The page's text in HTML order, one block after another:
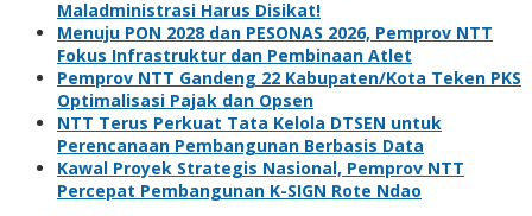
Maladministrasi Harus Disikat!
Menuju PON 2028 dan PESONAS 2026, Pemprov NTT
Fokus Infrastruktur dan Pembinaan Atlet
Pemprov NTT Gandeng 22 Kabupaten/Kota Teken PKS
Optimalisasi Pajak dan Opsen
NTT Terus Perkuat Tata Kelola DTSEN untuk
Perencanaan Pembangunan Berbasis Data
Kawal Proyek Strategis Nasional, Pemprov NTT
Percepat Pembangunan K-SIGN Rote Ndao